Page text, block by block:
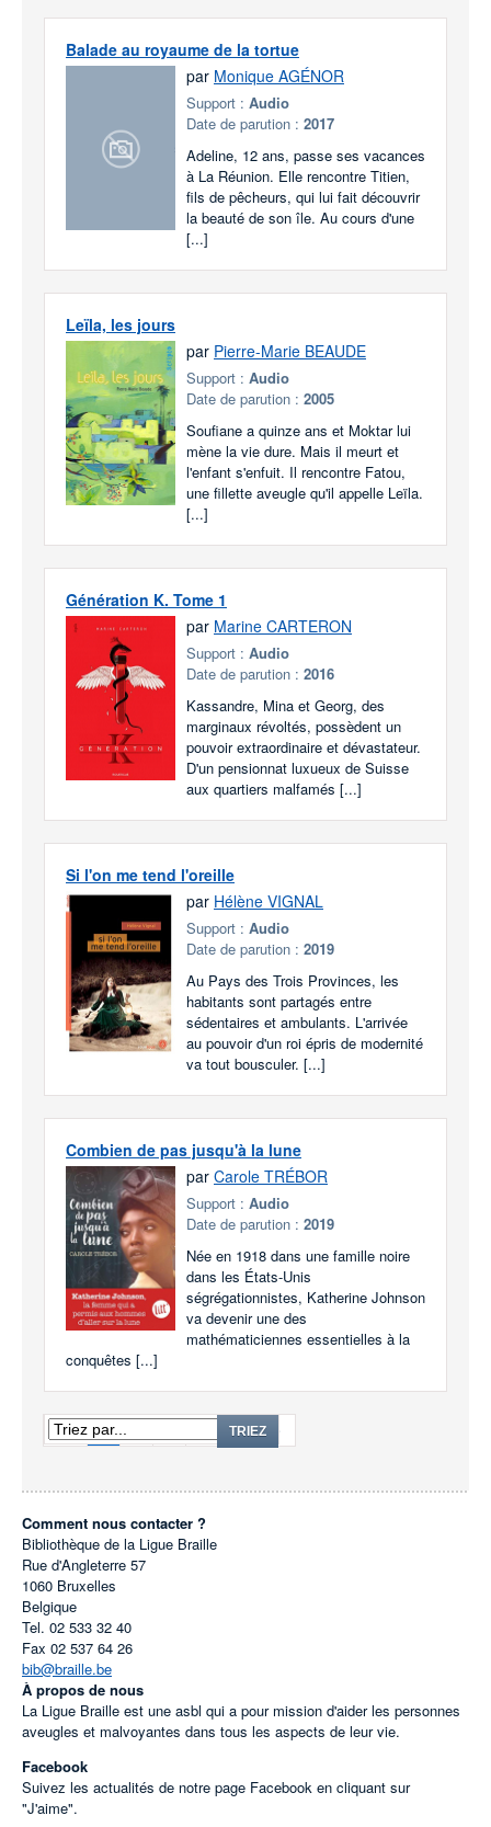
Balade au royaume de la tortue
par Monique AGÉNOR
Support : Audio
Date de parution : 2017
Adeline, 12 ans, passe ses vacances
à La Réunion. Elle rencontre Titien,
fils de pêcheurs, qui lui fait découvrir
la beauté de son île. Au cours d'une
[...]
Leïla, les jours
par Pierre-Marie BEAUDE
Support : Audio
Date de parution : 2005
Soufiane a quinze ans et Moktar lui
mène la vie dure. Mais il meurt et
l'enfant s'enfuit. Il rencontre Fatou,
une fillette aveugle qu'il appelle Leïla.
[...]
Génération K. Tome 1
par Marine CARTERON
Support : Audio
Date de parution : 2016
Kassandre, Mina et Georg, des
marginaux révoltés, possèdent un
pouvoir extraordinaire et dévastateur.
D'un pensionnat luxueux de Suisse
aux quartiers malfamés [...]
Si l'on me tend l'oreille
par Hélène VIGNAL
Support : Audio
Date de parution : 2019
Au Pays des Trois Provinces, les
habitants sont partagés entre
sédentaires et ambulants. L'arrivée
au pouvoir d'un roi épris de modernité
va tout bousculer. [...]
Combien de pas jusqu'à la lune
par Carole TRÉBOR
Support : Audio
Date de parution : 2019
Née en 1918 dans une famille noire
dans les États-Unis
ségrégationnistes, Katherine Johnson
va devenir une des
mathématiciennes essentielles à la
conquêtes [...]
1 96
TRIEZ
Comment nous contacter ?
Bibliothèque de la Ligue Braille
Rue d'Angleterre 57
1060 Bruxelles
Belgique
Tel. 02 533 32 40
Fax 02 537 64 26
bib@braille.be
À propos de nous
La Ligue Braille est une asbl qui a pour mission d'aider les personnes
aveugles et malvoyantes dans tous les aspects de leur vie.
Facebook
Suivez les actualités de notre page Facebook en cliquant sur
"J'aime".